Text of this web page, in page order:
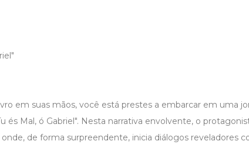
em suas mãos, você está prestes a embarcar em uma
és Mal, ó Gabriel". Nesta narrativa envolvente, o
de forma surpreendente, inicia diálogos reveladores